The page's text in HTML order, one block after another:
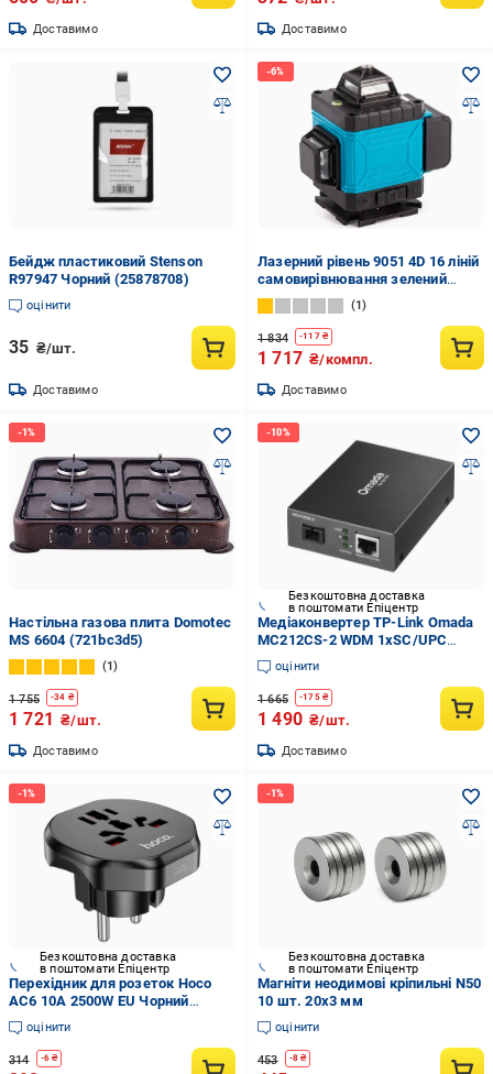
Доставимо Доставимо
Бейдж пластиковий Stenson
R97947 Чорний (25878708)
оцінити
35 ₴/шт.
Доставимо
Лазерний рівень 9051 4D 16 ліній
самовирівнювання зелений
промінь пульт ДК (fd1828a7)
1
1 834 -117₴
1 717 ₴/компл.
Доставимо
Настільна газова плита Domotec
MS 6604 (721bc3d5)
1
1 755 -34 ₴
1 721 ₴/шт.
Доставимо
Безкоштовна доставка
в поштомати Епіцентр
Медіаконвертер TP-Link Omada
MC212CS-2 WDM 1xSC/UPC
1xRJ45 1000BASE-X Auto-
MDI/MDIX дальність 2 км Black
(36521827)
оцінити
1 665 -175₴
1 490 ₴/шт.
Доставимо
Безкоштовна доставка
в поштомати Епіцентр
Перехідник для розеток Hoco
AC6 10A 2500W EU Чорний
(11605485)
оцінити
314 -6 ₴
Безкоштовна доставка
в поштомати Епіцентр
Магніти неодимові кріпильні N50
10 шт. 20х3 мм
оцінити
453 -8₴